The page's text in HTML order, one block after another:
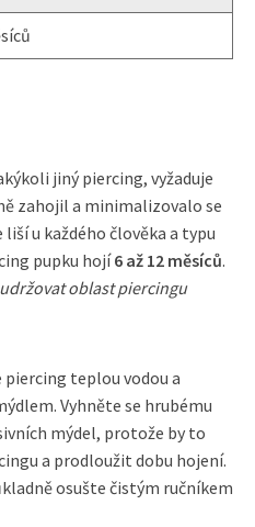
jiný piercing, vyžaduje
zahojil a minimalizovalo se
u každého člověka a typu
pupku hojí6 až 12 měsíců.
oblast piercingu
teplou vodou a
Vyhněte se hrubému
mýdel, protože by to
a prodloužit dobu hojení.
osušte čistým ručníkem